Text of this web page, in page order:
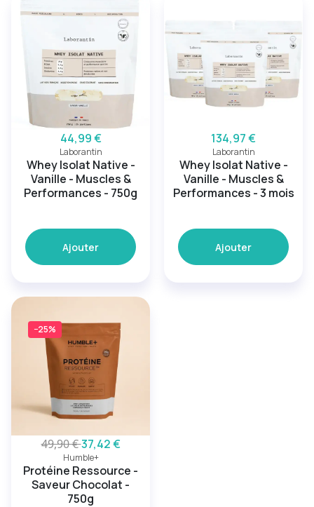
44,99 €
Laborantin
Whey Isolat Native -
Vanille - Muscles &
Performances - 750g
Ajouter
134,97 €
Laborantin
Whey Isolat Native -
Vanille - Muscles &
Performances - 3 mois
Ajouter
−25%
49,90 €37,42 €
Humble+
Protéine Ressource -
Saveur Chocolat -
750g